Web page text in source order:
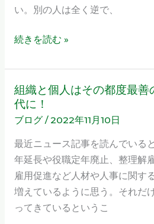
い。別の人は全く逆で、
か
変
え
て
い
続きを読む »
組織と個人はその都度最善
代に！
ブログ/2022年11月10日
最近ニュース記事を読んでいる
年延長や役職定年廃止、整理解
雇用促進など人材や人事に関す
増えているように思う。それだ
ってきているというこ
組
織
と
個
人
は
そ